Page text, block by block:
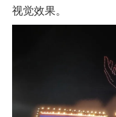
视觉效果。